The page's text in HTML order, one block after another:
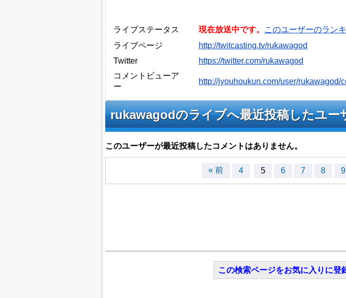
ライブステータス 現在放送中です。
このユーザーのラン
ライブページ
http://twitcasting.tv/rukawagod
Twitter
https://twitter.com/rukawagod
コメントビューア
ー
http://jyouhoukun.com/user/rukawagod/
rukawagodのライブへ最近投稿したユー
このユーザーが最近投稿したコメントはありません。
« 前 4 5 6 7 8 9
この検索ページをお気に入りに登